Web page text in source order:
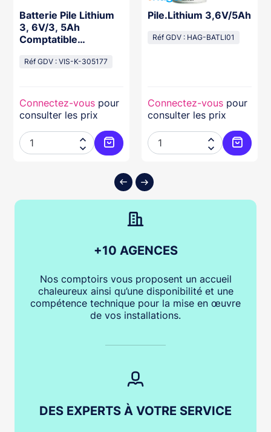
au panier
Batterie Pile Lithium
3, 6V/3, 5Ah
Comptatible
Réf GDV : VIS-K-305177
Connectez-vous pour
consulter les prix


Ajouter au panier
Pile.Lithium 3,6V/5Ah
Réf GDV : HAG-BATLI01
Connectez-vous pour
consulter les prix


+10 AGENCES
Nos comptoirs vous proposent un accueil
chaleureux ainsi qu’une disponibilité et une
compétence technique pour la mise en œuvre
de vos installations.
DES EXPERTS À VOTRE SERVICE